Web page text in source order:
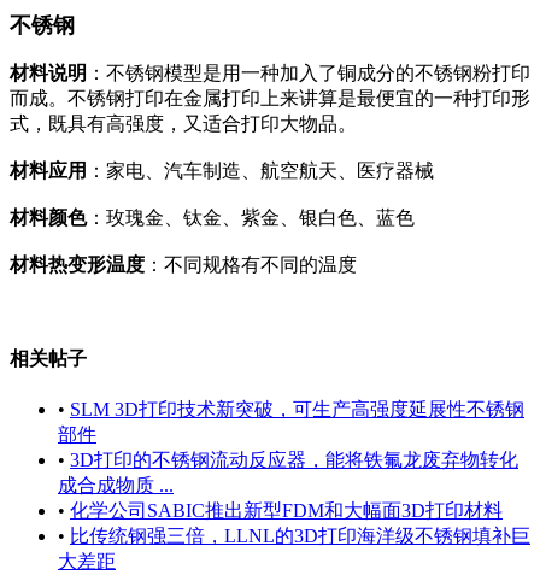
不锈钢
材料说明 ：不锈钢模型是用一种加入了铜成分的不锈钢粉打印
而成。不锈钢打印在金属打印上来讲算是最便宜的一种打印形
式，既具有高强度，又适合打印大物品。
材料应用 ：家电、汽车制造、航空航天、医疗器械
材料颜色：玫瑰金、钛金、紫金、银白色、蓝色
材料热变形温度 ：不同规格有不同的温度
相关帖子
• SLM 3D打印技术新突破，可生产高强度延展性不锈钢
部件
• 3D打印的不锈钢流动反应器，能将铁氟龙废弃物转化
成合成物质 ...
• 化学公司SABIC推出新型FDM和大幅面3D打印材料
• 比传统钢强三倍，LLNL的3D打印海洋级不锈钢填补巨
大差距